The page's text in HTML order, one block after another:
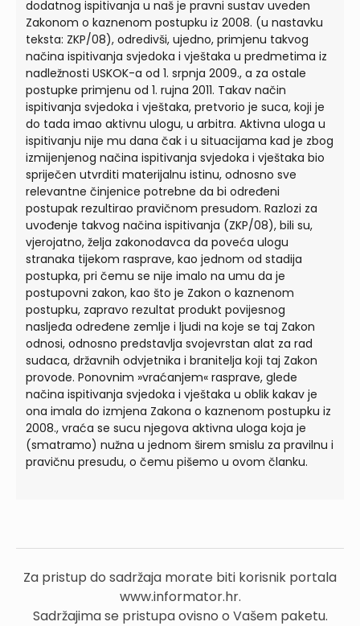
dodatnog ispitivanja u naš je pravni sustav uveden
Zakonom o kaznenom postupku iz 2008. (u nastavku
teksta: ZKP/08), odredivši, ujedno, primjenu takvog
načina ispitivanja svjedoka i vještaka u predmetima iz
nadležnosti USKOK-a od 1. srpnja 2009., a za ostale
postupke primjenu od 1. rujna 2011. Takav način
ispitivanja svjedoka i vještaka, pretvorio je suca, koji je
do tada imao aktivnu ulogu, u arbitra. Aktivna uloga u
ispitivanju nije mu dana čak i u situacijama kad je zbog
izmijenjenog načina ispitivanja svjedoka i vještaka bio
spriječen utvrditi materijalnu istinu, odnosno sve
relevantne činjenice potrebne da bi određeni
postupak rezultirao pravičnom presudom. Razlozi za
uvođenje takvog načina ispitivanja (ZKP/08), bili su,
vjerojatno, želja zakonodavca da poveća ulogu
stranaka tijekom rasprave, kao jednom od stadija
postupka, pri čemu se nije imalo na umu da je
postupovni zakon, kao što je Zakon o kaznenom
postupku, zapravo rezultat produkt povijesnog
nasljeđa određene zemlje i ljudi na koje se taj Zakon
odnosi, odnosno predstavlja svojevrstan alat za rad
sudaca, državnih odvjetnika i branitelja koji taj Zakon
provode. Ponovnim »vraćanjem« rasprave, glede
načina ispitivanja svjedoka i vještaka u oblik kakav je
ona imala do izmjena Zakona o kaznenom postupku iz
2008., vraća se sucu njegova aktivna uloga koja je
(smatramo) nužna u jednom širem smislu za pravilnu i
pravičnu presudu, o čemu pišemo u ovom članku.
Za pristup do sadržaja morate biti korisnik portala
www.informator.hr.
Sadržajima se pristupa ovisno o Vašem paketu.